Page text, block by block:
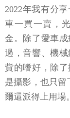
2022年我有分
車一買一賣，
金。除了愛車
過，音響、機
貲的嗜好，除
是攝影，也只留
爾還派得上用場。